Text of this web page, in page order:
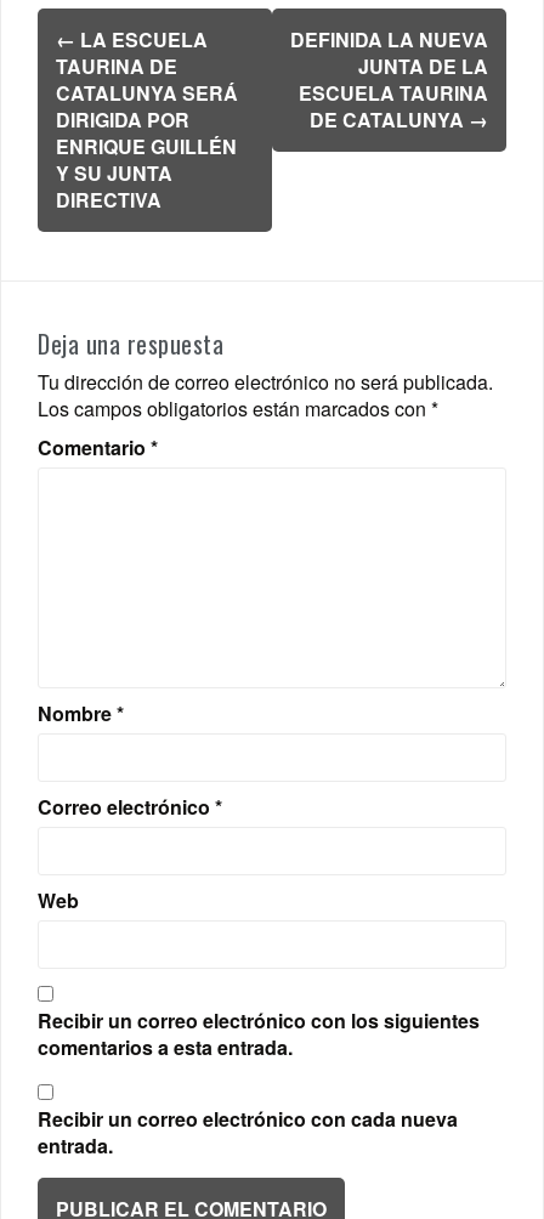
Navegación
de
entradas
← LA ESCUELA
TAURINA DE
CATALUNYA SERÁ
DIRIGIDA POR
ENRIQUE GUILLÉN
Y SU JUNTA
DIRECTIVA
DEFINIDA LA NUEVA
JUNTA DE LA
ESCUELA TAURINA
DE CATALUNYA →
Deja una respuesta
Tu dirección de correo electrónico no será publicada.
Los campos obligatorios están marcados con *
Comentario *
Nombre*
Correo electrónico *
Web
Recibir un correo electrónico con los siguientes
comentarios a esta entrada.
Recibir un correo electrónico con cada nueva
entrada.